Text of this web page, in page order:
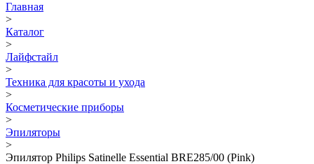
Главная
>
Каталог
>
Лайфстайл
>
Техника для красоты и ухода
>
Косметические приборы
>
Эпиляторы
>
Эпилятор Philips Satinelle Essential BRE285/00 (Pink)